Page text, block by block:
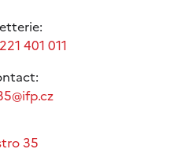
401 011
35